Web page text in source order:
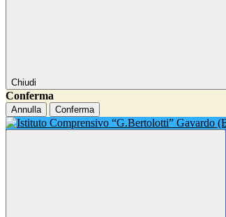
Chiudi
Conferma
Annulla Conferma